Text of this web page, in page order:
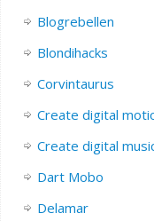
Blogrebellen
Blondihacks
Corvintaurus
Create digital
Create digital
Dart Mobo
Delamar